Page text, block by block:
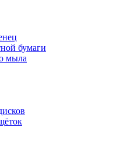
бумаги
мыла